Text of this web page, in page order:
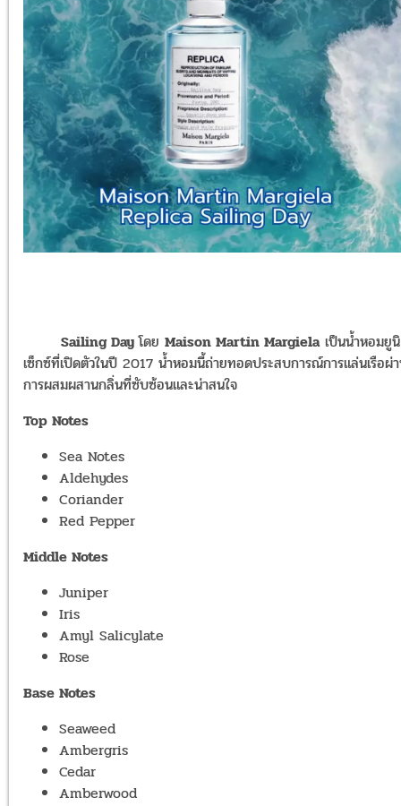
Sailing Dayโดย Maison Martin Margielaเป็นน้ำหอมยูนิ
เซ็กซ์ที่เปิดตัวในปี 2017 น้ำหอมนี้ถ่ายทอดประสบการณ์การแล่นเรือผ่
การผสมผสานกลิ่นที่ซับซ้อนและน่าสนใจ
Top Notes
Sea Notes
Aldehydes
Coriander
Red Pepper
Middle Notes
Juniper
Iris
Amyl Salicylate
Rose
Base Notes
Seaweed
Ambergris
Cedar
Amberwood